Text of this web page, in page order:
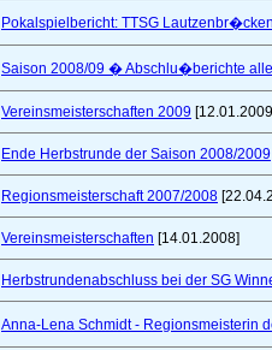
Pokalspielbericht: TTSG
Saison 2008/09 � Abschlu�berichte
Vereinsmeisterschaften 2009
Ende Herbstrunde der Saison 2008/2009
Regionsmeisterschaft 2007/2008
Vereinsmeisterschaften [14.01.2008]
Herbstrundenabschluss bei der SG
Anna-Lena Schmidt - Regionsmeisterin